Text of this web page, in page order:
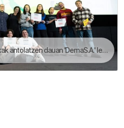
lehiaketan ikusi ahal izango dogu laburmetraia | Eremuz kanpo